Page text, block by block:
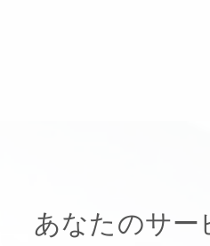
あなたのサー